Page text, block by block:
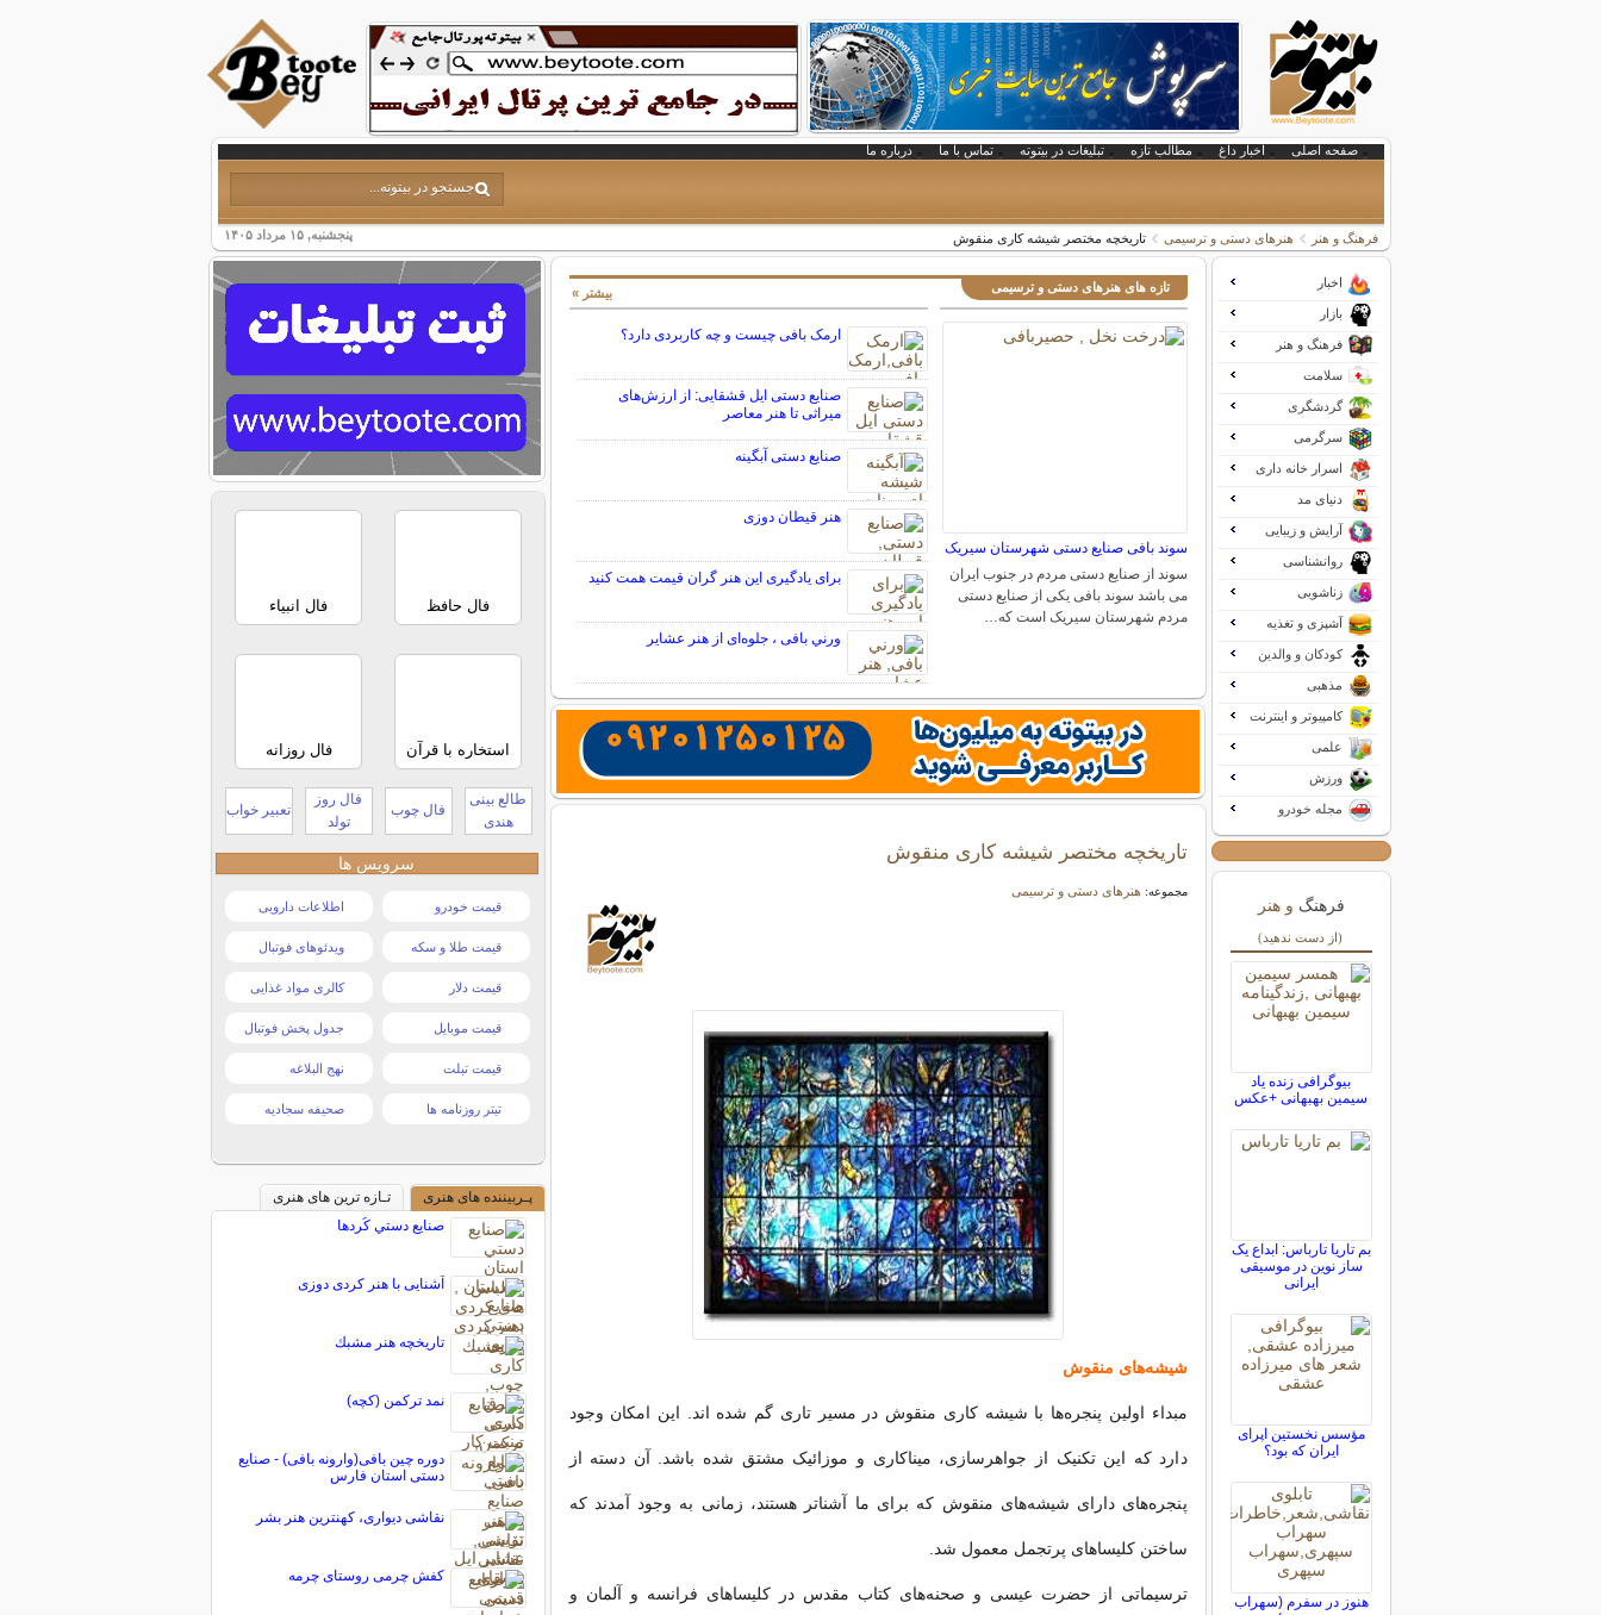
صفحه اصلی اخبار داغ مطالب تازه تبلیغات در بیتوته تماس با ما درباره ما
پنجشنبه, ۱۵ مرداد ۱۴۰۵ فرهنگ و هنر هنرهای دستی و ترسیمی تاریخچه مختصر شیشه کاری منقوش
تازه های هنرهای دستی و ترسیمی
سوند بافی صنایع دستی شهرستان سیریک
سوند از صنایع دستی مردم در جنوب ایران
می باشد سوند بافی یکی از صنایع دستی
مردم شهرستان سیریک است که…
ارمک بافی چیست و چه کاربردی دارد؟
صنایع دستی ایل قشقایی: از ارزش‌های
میراثی تا هنر معاصر
صنایع دستی آبگینه
هنر قیطان دوزی
برای یادگیری این هنر گران قیمت همت کنید
ورني بافی ، جلوه‌ای از هنر عشاير
بیشتر »
تاریخچه مختصر شیشه کاری منقوش
مجموعه: هنرهای دستی و ترسیمی
شیشه‌های منقوش
مبداء اولین پنجره‌ها با شیشه کاری منقوش در مسیر تاری گم شده اند. این امکان وجود
دارد که این تکنیک از جواهرسازی، میناکاری و موزائیک مشتق شده باشد. آن دسته از
پنجره‌های دارای شیشه‌های منقوش که برای ما آشناتر هستند، زمانی به وجود آمدند که
ساختن کلیساهای پرتجمل معمول شد.
ترسیماتی از حضرت عیسی و صحنه‌های کتاب مقدس در کلیساهای فرانسه و آلمان و
اخبار
بازار
فرهنگ و هنر
سلامت
گردشگری
سرگرمی
اسرار خانه داری
دنیای مد
آرایش و زیبایی
روانشناسی
زناشویی
آشپزی و تغذیه
کودکان و والدین
مذهبی
کامپیوتر و اینترنت
علمی
ورزش
مجله خودرو
فرهنگ و هنر
(از دست ندهید)
بیوگرافی زنده یاد
سیمین بهبهانی +عکس
بم‌ تاریا تارباس: ابداع یک
ساز نوین در موسیقی
ایرانی
‌مؤسس نخستین اپرای
ایران که بود؟
هنوز در سفرم (سهراب
فال حافظ فال انبیاء
استخاره با قرآن فال روزانه
طالع بینی
هندی
فال چوب
فال روز
تولد
تعبیر خواب
سرویس ها
قیمت خودرو اطلاعات دارویی
قیمت طلا و سکه ویدئوهای فوتبال
قیمت دلار کالری مواد غذایی
قیمت موبایل جدول پخش فوتبال
قیمت تبلت نهج البلاغه
تیتر روزنامه ها صحیفه سجادیه
پـربیننده های هنری
تـازه ترین های هنری
صنايع دستي كُردها
آشنایی با هنر کردی دوزی
تاریخچه هنر مشبك
نمد ترکمن (کچه)
دوره چین بافی(وارونه بافی) - صنایع
دستی استان فارس
نقاشی دیواری، کهنترین هنر بشر
کفش چرمی روستای چرمه